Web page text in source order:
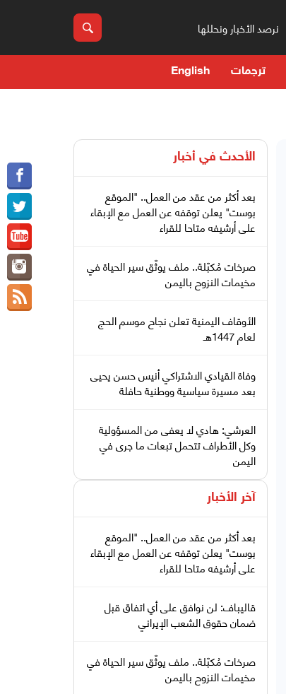
نرصد الأخبار ونحللها
ترجمات English
الأحدث في أخبار
بعد أكثر من عقد من العمل.. "الموقع
بوست" يعلن توقفه عن العمل مع الإبقاء
على أرشيفه متاحا للقراء
صرخات مُكبّلة.. ملف يوثّق سير الحياة في
مخيمات النزوح باليمن
الأوقاف اليمنية تعلن نجاح موسم الحج
لعام 1447هـ
وفاة القيادي الاشتراكي أنيس حسن يحيى
بعد مسيرة سياسية ووطنية حافلة
العرشي: هادي لا يعفى من المسؤولية
وكل الأطراف تتحمل تبعات ما جرى في
اليمن
آخر الأخبار
بعد أكثر من عقد من العمل.. "الموقع
بوست" يعلن توقفه عن العمل مع الإبقاء
على أرشيفه متاحا للقراء
قاليباف: لن نوافق على أي اتفاق قبل
ضمان حقوق الشعب الإيراني
صرخات مُكبّلة.. ملف يوثّق سير الحياة في
مخيمات النزوح باليمن